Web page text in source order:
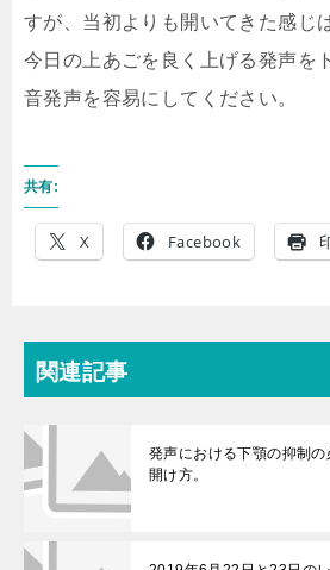
すが、当初よりも開いてきた感じ
今日の上あごを良く上げる発声を
音発声を容易にしてください。
共有:
X Facebook
関連記事
発声における下顎の抑制
開け方。